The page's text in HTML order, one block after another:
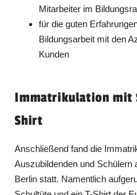
Mitarbeiter im
für die guten
Bildungsarbeit mit den
Kunden
Immatrikulation mit
Shirt
Anschließend fand die
Auszubildenden und Schülern
Berlin statt. Namentlich